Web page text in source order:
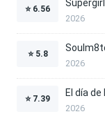
⭐ 6.56
Supergirl
2026
⭐ 5.8
2026
⭐ 7.39
El día de
2026